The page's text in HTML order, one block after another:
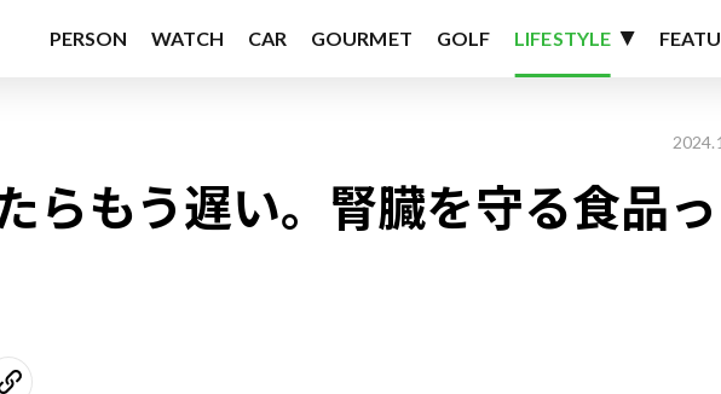
PERSON WATCH CAR GOURMET GOLF LIFESTYLE
らもう遅い。腎臓を守る食品っ